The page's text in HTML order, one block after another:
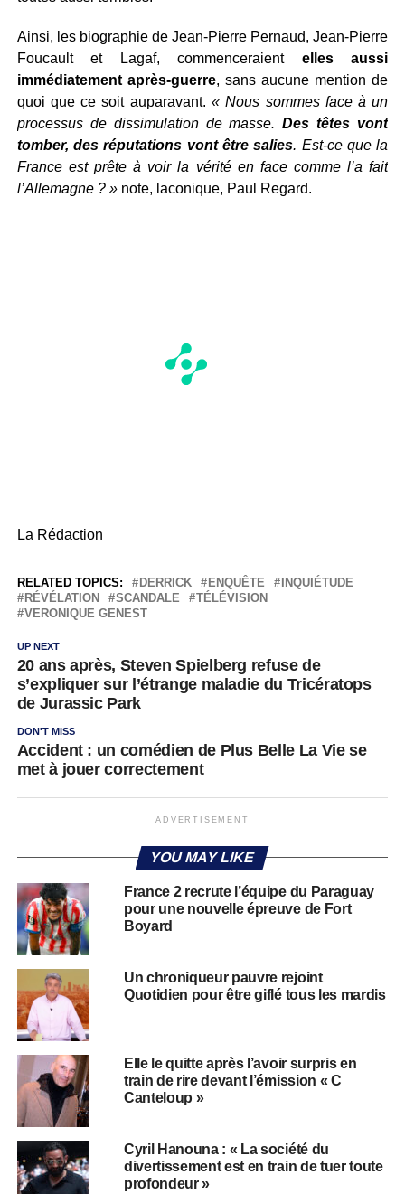
Ainsi, les biographie de Jean-Pierre Pernaud, Jean-Pierre
Foucault et Lagaf, commenceraient elles aussi
immédiatement après-guerre, sans aucune mention de
quoi que ce soit auparavant. « Nous sommes face à un
processus de dissimulation de masse.Des têtes vont
tomber, des réputations vont être salies. Est-ce que la
France est prête à voir la vérité en face comme l’a fait
l’Allemagne ? »note, laconique, Paul Regard.
La Rédaction
RELATED TOPICS: DERRICK ENQUÊTE
INQUIÉTUDE
RÉVÉLATION
SCANDALE
TÉLÉVISION
VERONIQUE GENEST
UP NEXT
20 ans après, Steven Spielberg refuse de
s’expliquer sur l’étrange maladie du Tricératops
de Jurassic Park
DON'T MISS
Accident : un comédien de Plus Belle La Vie se
met à jouer correctement
ADVERTISEMENT
YOU MAY LIKE
France 2 recrute l’équipe du Paraguay
pour une nouvelle épreuve de Fort
Boyard
Un chroniqueur pauvre rejoint
Quotidien pour être giflé tous les mardis
Elle le quitte après l’avoir surpris en
train de rire devant l’émission « C
Canteloup »
Cyril Hanouna : « La société du
divertissement est en train de tuer toute
profondeur »